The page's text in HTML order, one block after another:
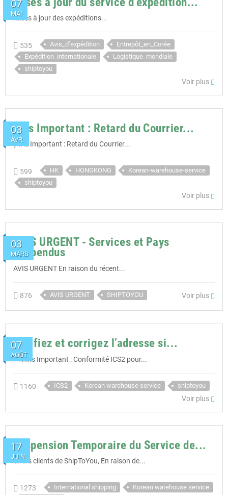
07
MAI
Mises à jour des expéditions...
535 Avis_d’expédition
Entrepôt_en_Corée
Expédition_internationale
Logistique_mondiale
shiptoyou
Voir plus
03
AVR.
Avis Important : Retard du Courrier...
[Avis Important : Retard du Courrier...
599 HK HONGKONG
Korean-warehouse-service
shiptoyou
Voir plus
03
MARS
AVIS URGENT - Services et Pays
Suspendus
AVIS URGENT En raison du récent...
876 AVIS URGENT SHIPTOYOU Voir plus
07
AOÛT
Vérifiez et corrigez l’adresse si...
📢 Avis Important : Conformité ICS2 pour...
1160 ICS2 Korean warehouse service shiptoyou
Voir plus
17
JUIN
Suspension Temporaire du Service de...
Chers clients de ShipToYou, En raison de...
1273 International shipping
Korean warehouse service